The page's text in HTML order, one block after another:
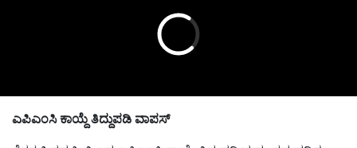
ಎಪಿಎಂಸಿ ಕಾಯ್ದೆ ತಿದ್ದುಪಡಿ ವಾಪಸ್‌